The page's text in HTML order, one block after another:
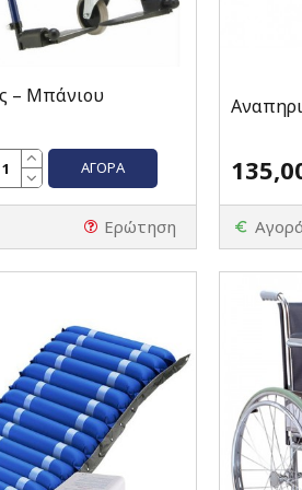
– Μπάνιου
ΑΓΟΡΆ
Ερώτηση